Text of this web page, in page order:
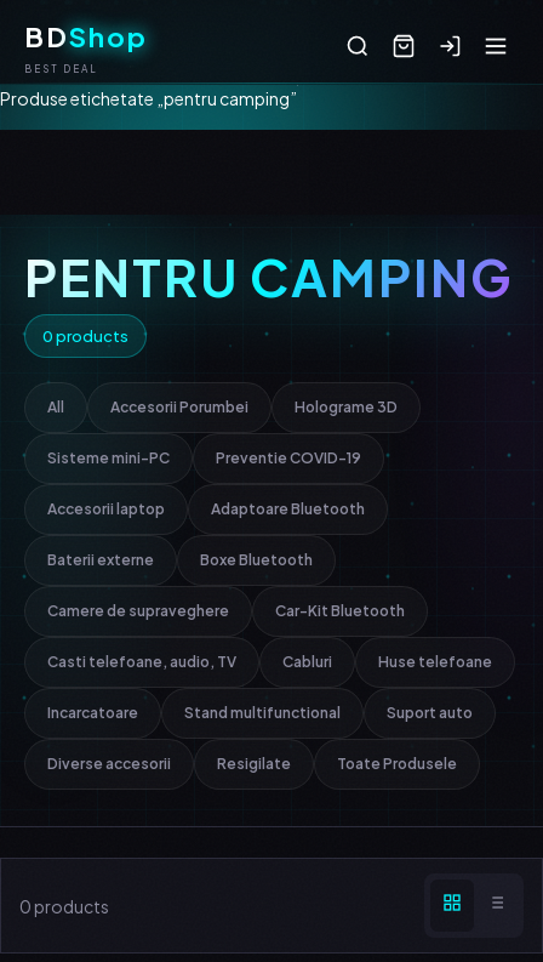
BDShop
BEST DEAL
Produse etichetate „pentru camping”
PENTRU CAMPING
0 products
All Accesorii Porumbei Holograme 3D
Sisteme mini-PC Preventie COVID-19
Accesorii laptop Adaptoare Bluetooth
Baterii externe Boxe Bluetooth
Camere de supraveghere Car-Kit Bluetooth
Casti telefoane, audio, TV Cabluri Huse telefoane
Incarcatoare Stand multifunctional Suport auto
Diverse accesorii Resigilate Toate Produsele
0 products